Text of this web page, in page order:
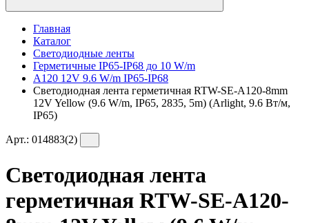
Главная
Каталог
Светодиодные ленты
Герметичные IP65-IP68 до 10 W/m
A120 12V 9.6 W/m IP65-IP68
Светодиодная лента герметичная RTW-SE-A120-8mm
12V Yellow (9.6 W/m, IP65, 2835, 5m) (Arlight, 9.6 Вт/м,
IP65)
Арт.: 014883(2)
Светодиодная лента
герметичная RTW-SE-A120-